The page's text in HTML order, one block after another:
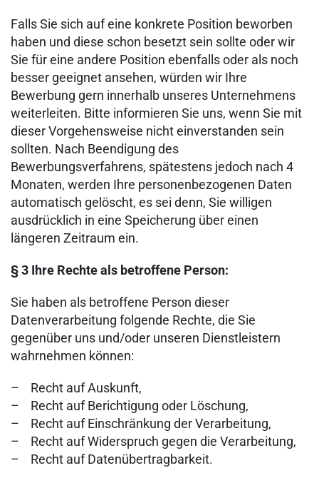
Falls Sie sich auf eine konkrete Position beworben
haben und diese schon besetzt sein sollte oder wir
Sie für eine andere Position ebenfalls oder als noch
besser geeignet ansehen, würden wir Ihre
Bewerbung gern innerhalb unseres Unternehmens
weiterleiten. Bitte informieren Sie uns, wenn Sie mit
dieser Vorgehensweise nicht einverstanden sein
sollten. Nach Beendigung des
Bewerbungsverfahrens, spätestens jedoch nach 4
Monaten, werden Ihre personenbezogenen Daten
automatisch gelöscht, es sei denn, Sie willigen
ausdrücklich in eine Speicherung über einen
längeren Zeitraum ein.
§ 3 Ihre Rechte als betroffene Person:
Sie haben als betroffene Person dieser
Datenverarbeitung folgende Rechte, die Sie
gegenüber uns und/oder unseren Dienstleistern
wahrnehmen können:
– Recht auf Auskunft,
– Recht auf Berichtigung oder Löschung,
– Recht auf Einschränkung der Verarbeitung,
– Recht auf Widerspruch gegen die Verarbeitung,
– Recht auf Datenübertragbarkeit.